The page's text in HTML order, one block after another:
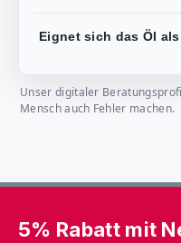
Eignet sich das Öl
Unser digitaler
Mensch auch Fehler machen.
5% Rabatt mit